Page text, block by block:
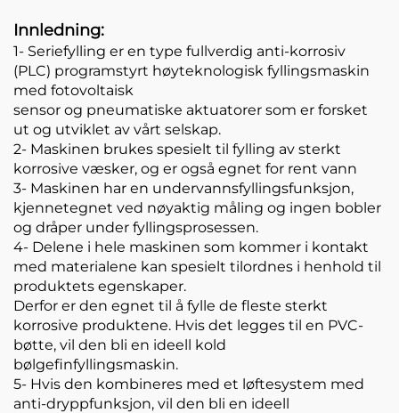
Innledning:
1- Seriefylling er en type fullverdig anti-korrosiv
(PLC) programstyrt høyteknologisk fyllingsmaskin
med fotovoltaisk
sensor og pneumatiske aktuatorer som er forsket
ut og utviklet av vårt selskap.
2- Maskinen brukes spesielt til fylling av sterkt
korrosive væsker, og er også egnet for rent vann
3- Maskinen har en undervannsfyllingsfunksjon,
kjennetegnet ved nøyaktig måling og ingen bobler
og dråper under fyllingsprosessen.
4- Delene i hele maskinen som kommer i kontakt
med materialene kan spesielt tilordnes i henhold til
produktets egenskaper.
Derfor er den egnet til å fylle de fleste sterkt
korrosive produktene. Hvis det legges til en PVC-
bøtte, vil den bli en ideell kold
bølgefinfyllingsmaskin.
5- Hvis den kombineres med et løftesystem med
anti-dryppfunksjon, vil den bli en ideell